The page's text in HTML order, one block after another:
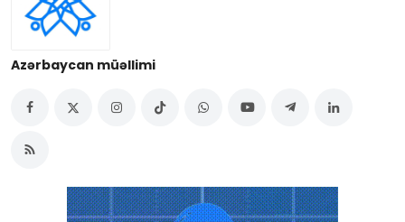
Azərbaycan müəllimi